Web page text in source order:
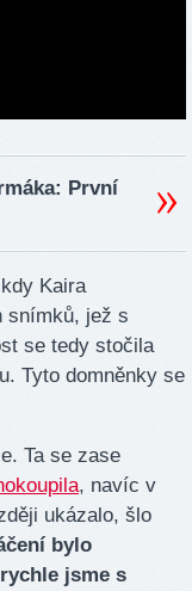
První
Kaira
snímků, jež s
se tedy stočila
Tyto domněnky se
Ta se zase
, navíc v
ukázalo, šlo
bylo
jsme s